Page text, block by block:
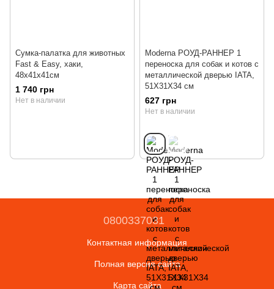
Сумка-палатка для животных
Fast & Easy, хаки,
48x41x41см
1 740 грн
Нет в наличии
Moderna РОУД-РАННЕР 1
переноска для собак и котов с
металлической дверью IATA,
51Х31Х34 см
627 грн
Нет в наличии
0800337031
Контактная информация
Полная версия сайта
Карта сайта